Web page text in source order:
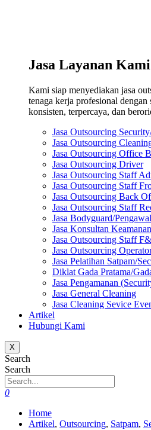
Jasa Layanan
Kami siap menyediakan jasa
tenaga kerja profesional dengan
konsisten, terpercaya, dan
Jasa Outsourcing
Jasa Outsourcing
Jasa Outsourcing Office
Jasa Outsourcing Driver
Jasa Outsourcing Staff
Jasa Outsourcing Staff
Jasa Outsourcing Back
Jasa Outsourcing Staff
Jasa Bodyguard/
Jasa Konsultan Keamanan
Jasa Outsourcing Staff
Jasa Outsourcing
Jasa Pelatihan Satpam/
Diklat Gada Pratama/
Jasa Pengamanan
Jasa General Cleaning
Jasa Cleaning Sevice
Artikel
Hubungi Kami
X
Search
Search
0
Home
Artikel, Outsourcing, Satpam,